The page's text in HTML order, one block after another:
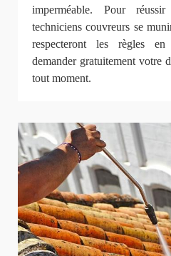
imperméable. Pour
techniciens couvreurs se
respecteront les règles
demander gratuitement votre
tout moment.